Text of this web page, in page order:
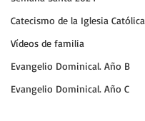
Catecismo de la Iglesia Católica
Vídeos de familia
Evangelio Dominical. Año B
Evangelio Dominical. Año C